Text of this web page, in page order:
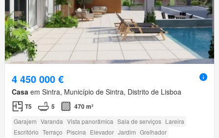
4 450 000 €
Casa em Sintra, Município de Sintra, Distrito de Lisboa
T5 5 470 m²
Garajem Varanda Vista panorâmica Sala de serviços Lareira
Escritório Terraço Piscina Elevador Jardim Grelhador